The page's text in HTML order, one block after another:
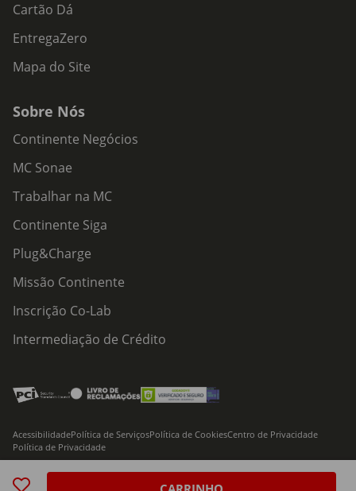
Cartão Dá
EntregaZero
Mapa do Site
Sobre Nós
Continente Negócios
MC Sonae
Trabalhar na MC
Continente Siga
Plug&Charge
Missão Continente
Inscrição Co-Lab
Intermediação de Crédito
© 2026 Modelo Continente Hipermercados, S.A. Todos os direitos reservados
AcessibilidadePolítica de ServiçosPolítica de CookiesCentro de Privacidade
Política de Privacidade